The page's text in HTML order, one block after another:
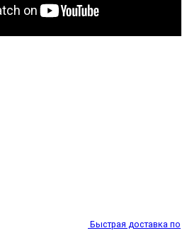
Быстрая доставка по